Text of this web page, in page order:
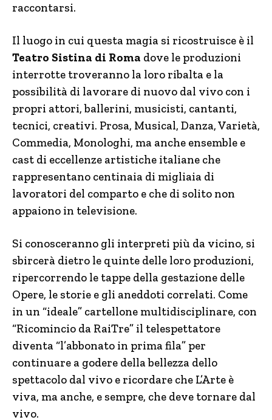
raccontarsi.
Il luogo in cui questa magia si ricostruisce è il
Teatro Sistina di Roma dove le produzioni
interrotte troveranno la loro ribalta e la
possibilità di lavorare di nuovo dal vivo con i
propri attori, ballerini, musicisti, cantanti,
tecnici, creativi. Prosa, Musical, Danza, Varietà,
Commedia, Monologhi, ma anche ensemble e
cast di eccellenze artistiche italiane che
rappresentano centinaia di migliaia di
lavoratori del comparto e che di solito non
appaiono in televisione.
Si conosceranno gli interpreti più da vicino, si
sbircerà dietro le quinte delle loro produzioni,
ripercorrendo le tappe della gestazione delle
Opere, le storie e gli aneddoti correlati. Come
in un “ideale” cartellone multidisciplinare, con
“Ricomincio da RaiTre” il telespettatore
diventa “l’abbonato in prima fila” per
continuare a godere della bellezza dello
spettacolo dal vivo e ricordare che L’Arte è
viva, ma anche, e sempre, che deve tornare dal
vivo.